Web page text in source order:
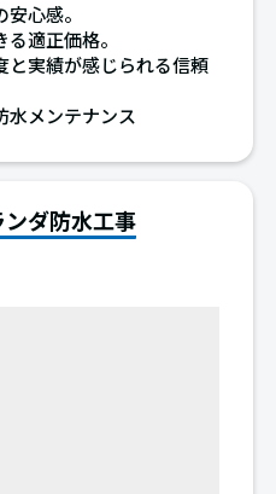
心感。
適正価格。
と実績が感じられる信頼
水メンテナンス
ダ防水工事